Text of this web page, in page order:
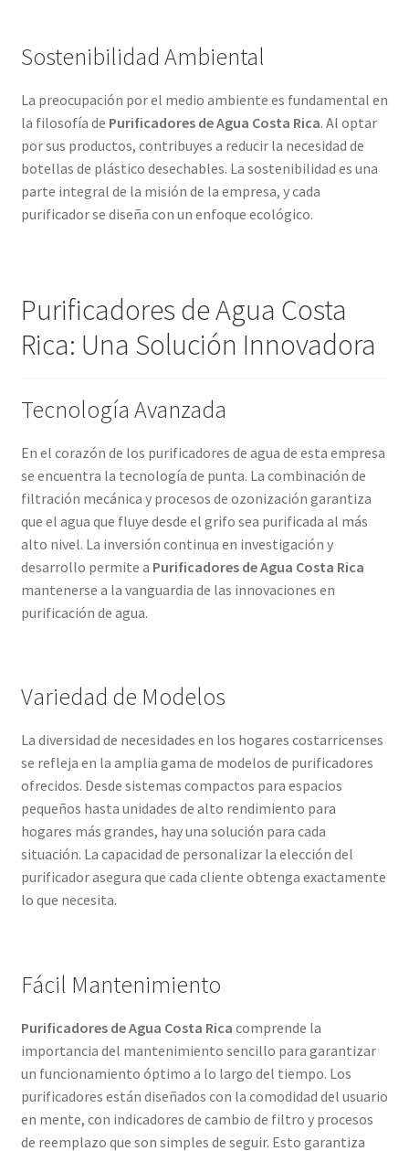
Sostenibilidad Ambiental
La preocupación por el medio ambiente es fundamental en
la filosofía de Purificadores de Agua Costa Rica. Al optar
por sus productos, contribuyes a reducir la necesidad de
botellas de plástico desechables. La sostenibilidad es una
parte integral de la misión de la empresa, y cada
purificador se diseña con un enfoque ecológico.
Purificadores de Agua Costa
Rica: Una Solución Innovadora
Tecnología Avanzada
En el corazón de los purificadores de agua de esta empresa
se encuentra la tecnología de punta. La combinación de
filtración mecánica y procesos de ozonización garantiza
que el agua que fluye desde el grifo sea purificada al más
alto nivel. La inversión continua en investigación y
desarrollo permite a Purificadores de Agua Costa Rica
mantenerse a la vanguardia de las innovaciones en
purificación de agua.
Variedad de Modelos
La diversidad de necesidades en los hogares costarricenses
se refleja en la amplia gama de modelos de purificadores
ofrecidos. Desde sistemas compactos para espacios
pequeños hasta unidades de alto rendimiento para
hogares más grandes, hay una solución para cada
situación. La capacidad de personalizar la elección del
purificador asegura que cada cliente obtenga exactamente
lo que necesita.
Fácil Mantenimiento
Purificadores de Agua Costa Rica comprende la
importancia del mantenimiento sencillo para garantizar
un funcionamiento óptimo a lo largo del tiempo. Los
purificadores están diseñados con la comodidad del usuario
en mente, con indicadores de cambio de filtro y procesos
de reemplazo que son simples de seguir. Esto garantiza